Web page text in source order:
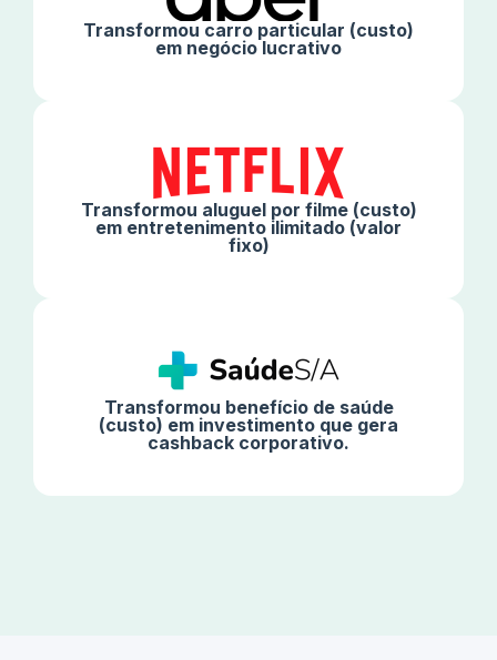
Transformou carro particular (custo)
em negócio lucrativo
Transformou aluguel por filme (custo)
em entretenimento ilimitado (valor
fixo)
Transformou benefício de saúde
(custo) em investimento que gera
cashback corporativo.